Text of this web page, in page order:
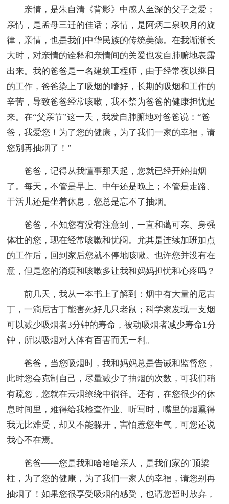
亲情，是朱自清《背影》中感人至深的父子之爱；
亲情，是孟母三迁的佳话；亲情，是阿炳二泉映月的旋
律，亲情，也是我们中华民族的传统美德。在我渐渐长
大时，对亲情的诠释和亲情间的关爱也发自肺腑地表露
出来。我的爸爸是一名建筑工程师，由于经常夜以继日
的工作，爸爸染上了吸烟的嗜好，长期的吸烟和工作的
辛苦，导致爸爸经常咳嗽，我不禁为爸爸的健康担忧起
来。在“父亲节”这一天，我发自肺腑地对爸爸说：“爸
爸，我爱您！为了您的健康，为了我们一家的幸福，请
您别再抽烟了！”
爸爸，记得从我懂事那天起，您就已经开始抽烟
了。每天，不管是早上、中午还是晚上；不管是走路、
干活儿还是坐着休息，您总是忘不了抽烟。
爸爸，不知您有没有注意到，一直和蔼可亲、身强
体壮的您，现在经常咳嗽和忧闷。尤其是连续加班加点
的工作后，回到家后您就不停地咳嗽。也许您并没有在
意，但是您的消瘦和咳嗽多让我和妈妈担忧和心疼吗？
前几天，我从一本书上了解到：烟中有大量的尼古
丁，一滴尼古丁能害死好几只老鼠；科学家发现一支烟
可以减少吸烟者3分钟的寿命，被动吸烟者减少寿命1分
钟，所以吸烟对人体有百害而无一利。
爸爸，当您吸烟时，我和妈妈总是告诫和监督您，
此时您会克制自己，尽量减少了抽烟的次数，可我们稍
有疏忽，您就在云烟缭绕中徜徉。还有，在您很少的休
息时间里，难得给我检查作业、听写时，嘴里的烟熏得
我无比难受，却又不能躲开，害怕惹您生气，可您还说
我心不在焉。
爸爸——您是我和哈哈哈亲人，是我们家的`顶梁
柱，为了您的健康，为了我们一家人的幸福，请您别再
抽烟了！如果您很享受吸烟的感受，也请您暂时放弃，